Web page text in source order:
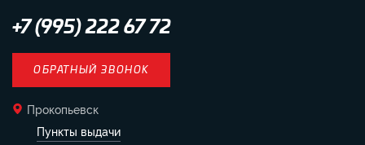
+7 (995) 222 67 72
ОБРАТНЫЙ ЗВОНОК
Прокопьевск
Пункты выдачи